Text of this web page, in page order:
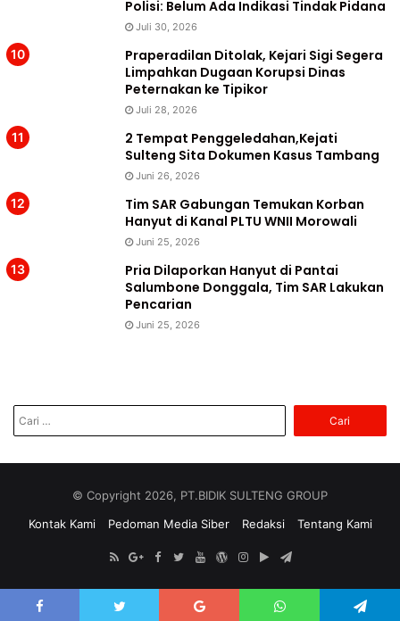
Polisi: Belum Ada Indikasi Tindak Pidana
Juli 30, 2026
Praperadilan Ditolak, Kejari Sigi Segera
Limpahkan Dugaan Korupsi Dinas
Peternakan ke Tipikor
Juli 28, 2026
2 Tempat Penggeledahan,Kejati
Sulteng Sita Dokumen Kasus Tambang
Juni 26, 2026
Tim SAR Gabungan Temukan Korban
Hanyut di Kanal PLTU WNII Morowali
Juni 25, 2026
Pria Dilaporkan Hanyut di Pantai
Salumbone Donggala, Tim SAR Lakukan
Pencarian
Juni 25, 2026
untuk:
© Copyright 2026, PT.BIDIK SULTENG GROUP
Kontak Kami
Pedoman Media Siber Redaksi Tentang Kami